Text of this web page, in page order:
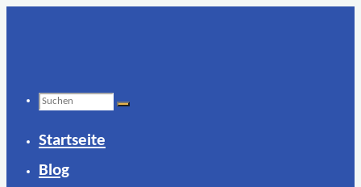
Suchen
nach:
Startseite
Blog